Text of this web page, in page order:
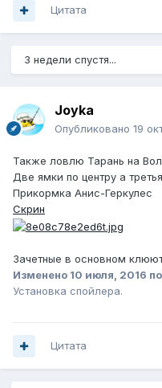
Цитата
3 недели спустя...
Joyka
Опубликовано 19
Также ловлю Тарань на
Две ямки по центру а
Прикормка Анис-Геркулес
Скрин
Зачетные в основном
Изменено 10 июля, 2016
Установка спойлера.
Цитата